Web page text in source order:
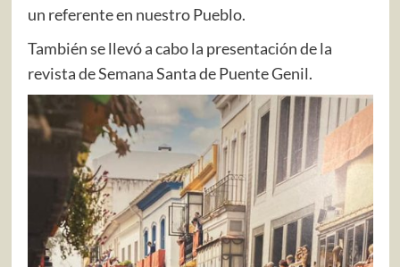
un referente en nuestro Pueblo.
También se llevó a cabo la presentación de la
revista de Semana Santa de Puente Genil.